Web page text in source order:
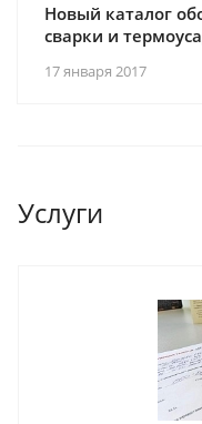
17 января 2017
Новый каталог
сварки и
Услуги